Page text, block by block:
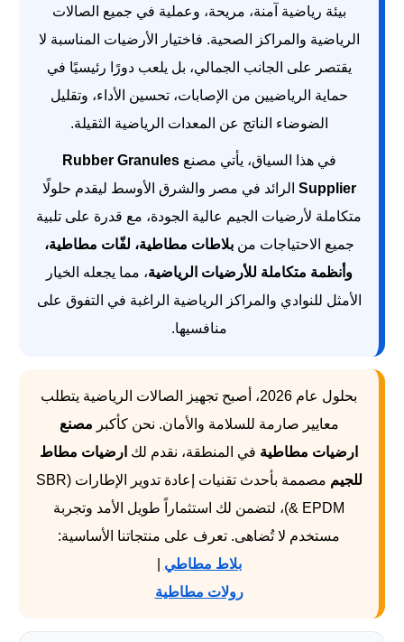
بيئة رياضية آمنة، مريحة، وعملية في جميع الصالات
الرياضية والمراكز الصحية. فاختيار الأرضيات المناسبة لا
يقتصر على الجانب الجمالي، بل يلعب دورًا رئيسيًا في
حماية الرياضيين من الإصابات، تحسين الأداء، وتقليل
الضوضاء الناتج عن المعدات الرياضية الثقيلة.
في هذا السياق، يأتي مصنعRubber Granules
Supplier الرائد في مصر والشرق الأوسط ليقدم حلولًا
متكاملة لأرضيات الجيم عالية الجودة، مع قدرة على تلبية
جميع الاحتياجات منبلاطات مطاطية، لفّات مطاطية،
وأنظمة متكاملة للأرضيات الرياضية، مما يجعله الخيار
الأمثل للنوادي والمراكز الرياضية الراغبة في التفوق على
منافسيها.
بحلول عام 2026، أصبح تجهيز الصالات الرياضية يتطلب
معايير صارمة للسلامة والأمان. نحن كأكبر مصنع
ارضيات مطاطية في المنطقة، نقدم لك ارضيات مطاط
للجيم
مصممة بأحدث تقنيات إعادة تدوير الإطارات (SBR
& EPDM)، لتضمن لك استثماراً طويل الأمد وتجربة
مستخدم لا تُضاهى. تعرف على منتجاتنا الأساسية:
بلاط مطاطي
رولات مطاطية